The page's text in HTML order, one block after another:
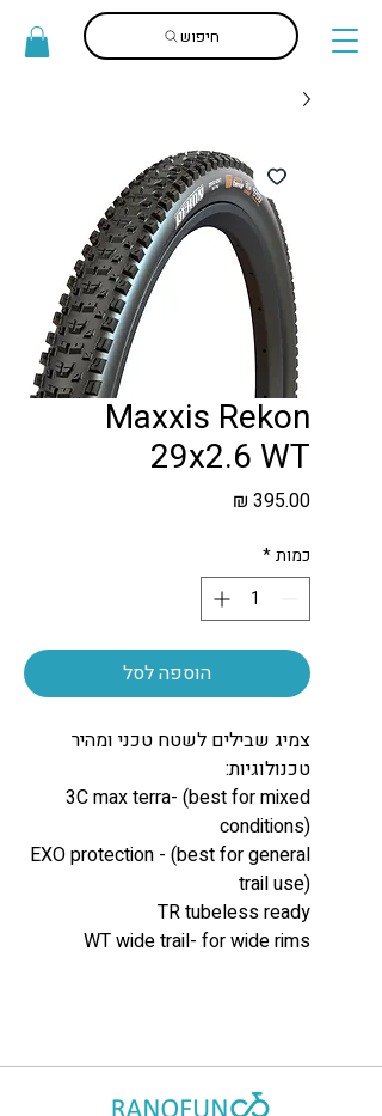
חיפוש
Maxxis Rekon
29x2.6 WT
כמות*
הוספה לסל
צמיג שבילים לשטח טכני ומהיר
טכנולוגיות:
3C max terra- (best for mixed
conditions)
EXO protection - (best for general
trail use)
TR tubeless ready
WT wide trail- for wide rims